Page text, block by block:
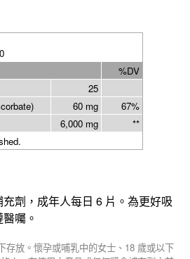
%DV
25
60 mg
67%
6,000 mg
**
劑，成年人每日 6 片。為更好吸
囑。
存放。懷孕或哺乳中的女士、 18 歲或以下